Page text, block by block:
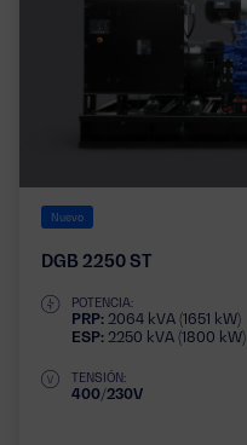
Nuevo
DGB 2250 ST
POTENCIA:
PRP: 2064 kVA (1651 kW)
ESP: 2250 kVA (1800 kW)
TENSIÓN:
400/230V